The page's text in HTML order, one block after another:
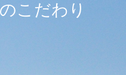
こだわり